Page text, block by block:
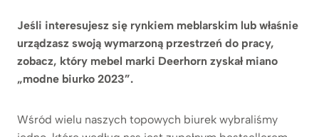
Jeśli interesujesz się rynkiem meblarskim lub właśnie
urządzasz swoją wymarzoną przestrzeń do pracy,
zobacz, który mebel marki Deerhorn zyskał miano
„modne biurko 2023”.
Wśród wielu naszych topowych biurek wybraliśmy